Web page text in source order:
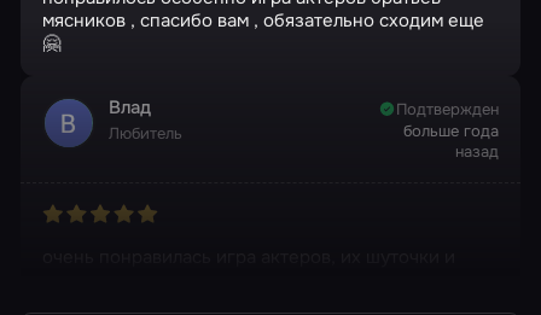
мясников , спасибо вам , обязательно сходим еще
🤗
Влад
Любитель
Подтвержден
больше года
назад